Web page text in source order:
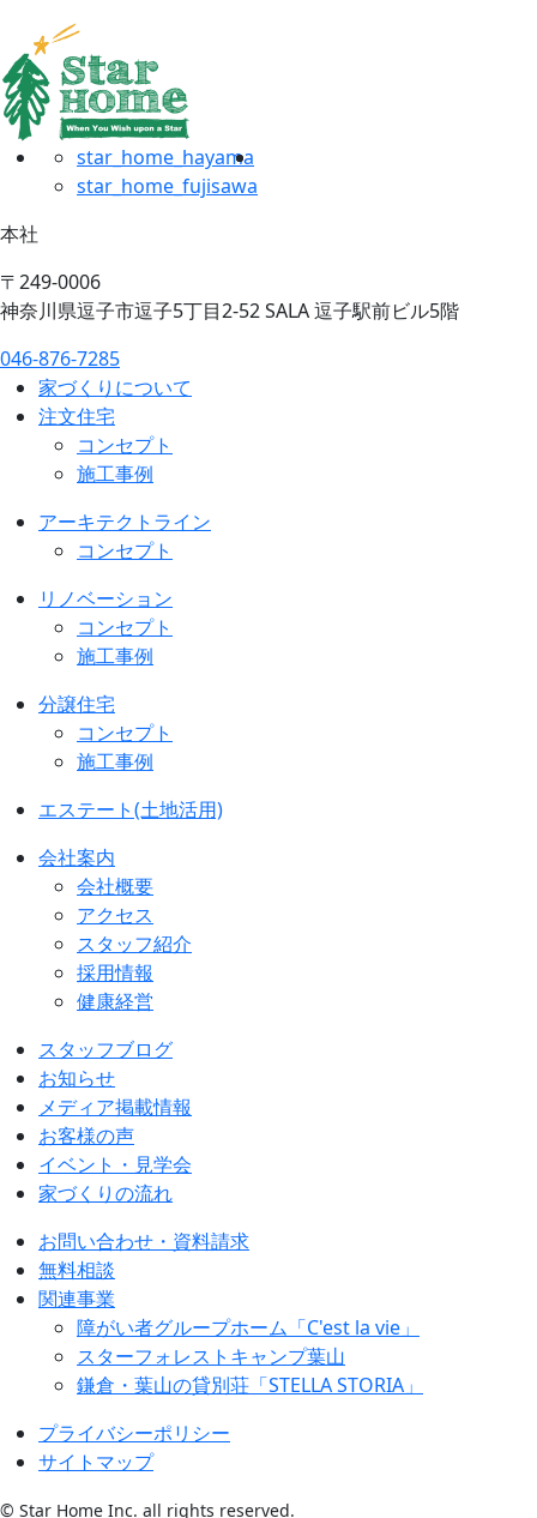
star_home_hayama
star_home_fujisawa
本社
〒249-0006
神奈川県逗子市逗子5丁目2-52 SALA 逗子駅前ビル5階
046-876-7285
家づくりについて
注文住宅
コンセプト
施工事例
アーキテクトライン
コンセプト
リノベーション
コンセプト
施工事例
分譲住宅
コンセプト
施工事例
エステート(土地活用)
会社案内
会社概要
アクセス
スタッフ紹介
採用情報
健康経営
スタッフブログ
お知らせ
メディア掲載情報
お客様の声
イベント・見学会
家づくりの流れ
お問い合わせ・資料請求
無料相談
関連事業
障がい者グループホーム「C'est la vie」
スターフォレストキャンプ葉山
鎌倉・葉山の貸別荘「STELLA STORIA」
プライバシーポリシー
サイトマップ
© Star Home Inc. all rights reserved.